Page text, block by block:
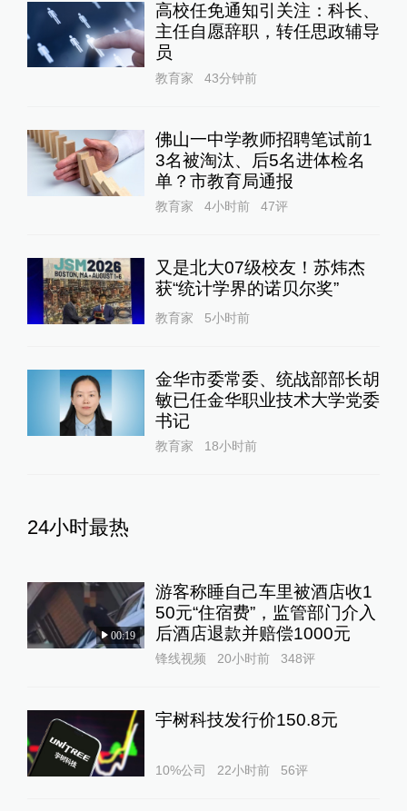
高校任免通知引关注：科长、
主任自愿辞职，转任思政辅导
员
教育家 43分钟前
佛山一中学教师招聘笔试前1
3名被淘汰、后5名进体检名
单？市教育局通报
教育家 4小时前 47评
又是北大07级校友！苏炜杰
获“统计学界的诺贝尔奖”
教育家 5小时前
金华市委常委、统战部部长胡
敏已任金华职业技术大学党委
书记
教育家 18小时前
24小时最热
00:19
游客称睡自己车里被酒店收1
50元“住宿费”，监管部门介入
后酒店退款并赔偿1000元
锋线视频 20小时前 348评
宇树科技发行价150.8元
10%公司 22小时前 56评